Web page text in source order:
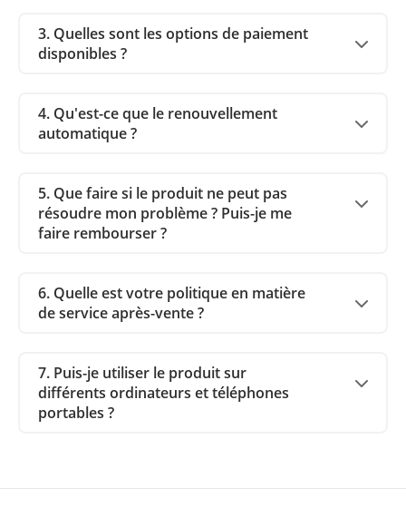
3. Quelles sont les options de paiement
disponibles ?
4. Qu'est-ce que le renouvellement
automatique ?
5. Que faire si le produit ne peut pas
résoudre mon problème ? Puis-je me
faire rembourser ?
6. Quelle est votre politique en matière
de service après-vente ?
7. Puis-je utiliser le produit sur
différents ordinateurs et téléphones
portables ?